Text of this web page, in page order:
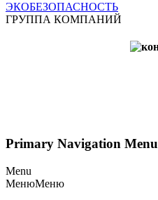
ЭКОБЕЗОПАСНОСТЬ
ГРУППА КОМПАНИЙ
Primary Navigation Menu
Menu
МенюМеню